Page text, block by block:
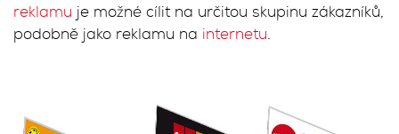
reklamu je možné cílit na určitou skupinu zákazníků,
podobně jako reklamu na internetu.